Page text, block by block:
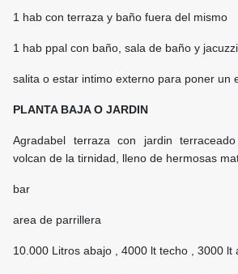
1 hab con terraza y baño fuera del mismo
1 hab ppal con baño, sala de baño y jacuzzi
salita o estar intimo externo para poner un
PLANTA BAJA O JARDIN
Agradabel terraza con jardin
volcan de la tirnidad, lleno de hermosas
bar
area de parrillera
10.000 Litros abajo , 4000 lt techo , 3000 lt